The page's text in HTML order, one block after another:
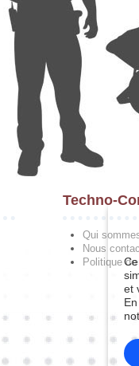
Techno-
Qui
Nous
Politique
et